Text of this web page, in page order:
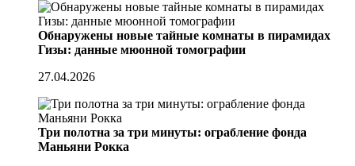
Обнаружены новые тайные комнаты в пирамидах
Гизы: данные мюонной томографии
27.04.2026
Три полотна за три минуты: ограбление фонда
Маньяни Рокка